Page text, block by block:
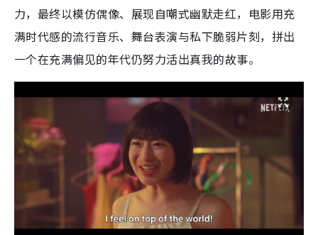
力，最终以模仿偶像、展现自嘲式幽默走红，电影用充
满时代感的流行音乐、舞台表演与私下脆弱片刻，拼出
一个在充满偏见的年代仍努力活出真我的故事。